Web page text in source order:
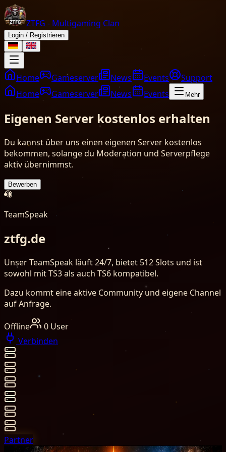
ZTFG - Multigaming Clan
Login / Registrieren
Home Gameserver News Events
Support
Home
Gameserver News Events Mehr
Eigenen Server kostenlos erhalten
Du kannst über uns einen eigenen Server kostenlos
bekommen, solange du Moderation und Serverpflege
aktiv übernimmst.
Bewerben
TeamSpeak
ztfg.de
Unser TeamSpeak läuft 24/7, bietet 512 Slots und ist
sowohl mit TS3 als auch TS6 kompatibel.
Dazu kommt eine aktive Community und eigene Channel
auf Anfrage.
Offline 0 User
Verbinden
Partner